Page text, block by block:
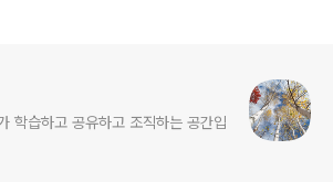
학습하고 공유하고 조직하는 공간입